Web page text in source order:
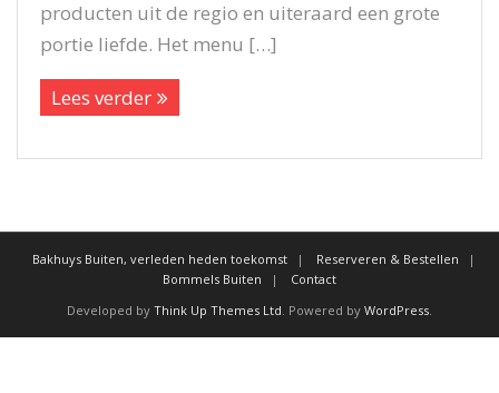
producten uit de regio en uiteraard een grote
portie liefde. Het menu […]
Lees verder
Bakhuys Buiten, verleden heden toekomst
Reserveren & Bestellen
Bommels Buiten
Contact
Developed by Think Up Themes Ltd . Powered by WordPress